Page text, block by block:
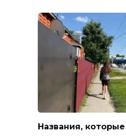
Названия,